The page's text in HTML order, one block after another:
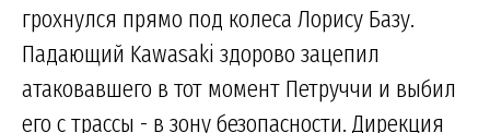
грохнулся прямо под колеса Лорису Базу.
Падающий Kawasaki здорово зацепил
атаковавшего в тот момент Петруччи и выбил
его с трассы - в зону безопасности. Дирекция